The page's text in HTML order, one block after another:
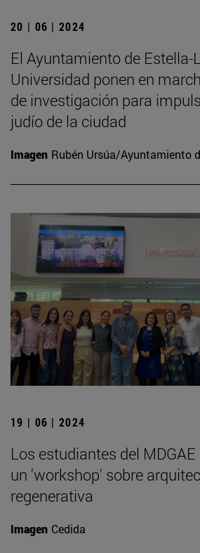
20 | 06 | 2024
El Ayuntamiento de Estella-
Universidad ponen en
de investigación para
judío de la ciudad
Imagen Rubén Ursúa/Ayuntamiento
19 | 06 | 2024
Los estudiantes del
un 'workshop' sobre
regenerativa
Imagen Cedida